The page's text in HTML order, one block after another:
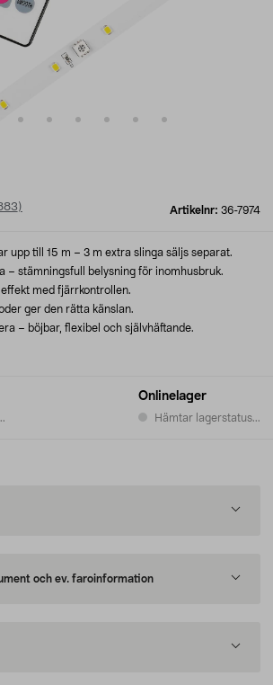
Artikelnr: 36-7974
)
Onlinelager
Hämtar lagerstatus...
upp till 15 m – 3 m extra slinga säljs separat.
– stämningsfull belysning för inomhusbruk.
med fjärrkontrollen.
ger den rätta känslan.
– böjbar, flexibel och självhäftande.
och ev. faroinformation